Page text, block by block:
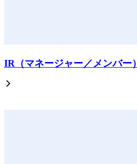
IR（マネージャー／メンバー）